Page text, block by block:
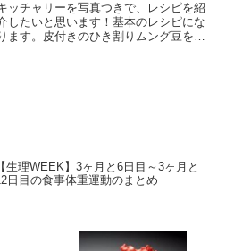
ッチャリーを写真つきで、レシピを紹
したいと思います！基本のレシピにな
ます。皮付きのひき割りムング豆を使
【生理WEEK】3ヶ月と6日目～3ヶ月と
日目の食事体重運動のまとめ